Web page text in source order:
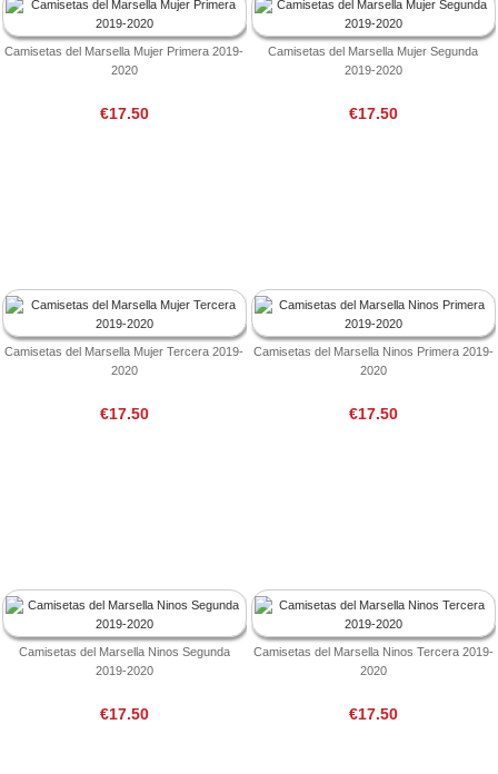
Camisetas del Marsella Mujer Primera 2019-
2020
€17.50
Camisetas del Marsella Mujer Segunda
2019-2020
€17.50
Camisetas del Marsella Mujer Tercera 2019-
2020
€17.50
Camisetas del Marsella Ninos Primera 2019-
2020
€17.50
Camisetas del Marsella Ninos Segunda
2019-2020
€17.50
Camisetas del Marsella Ninos Tercera 2019-
2020
€17.50